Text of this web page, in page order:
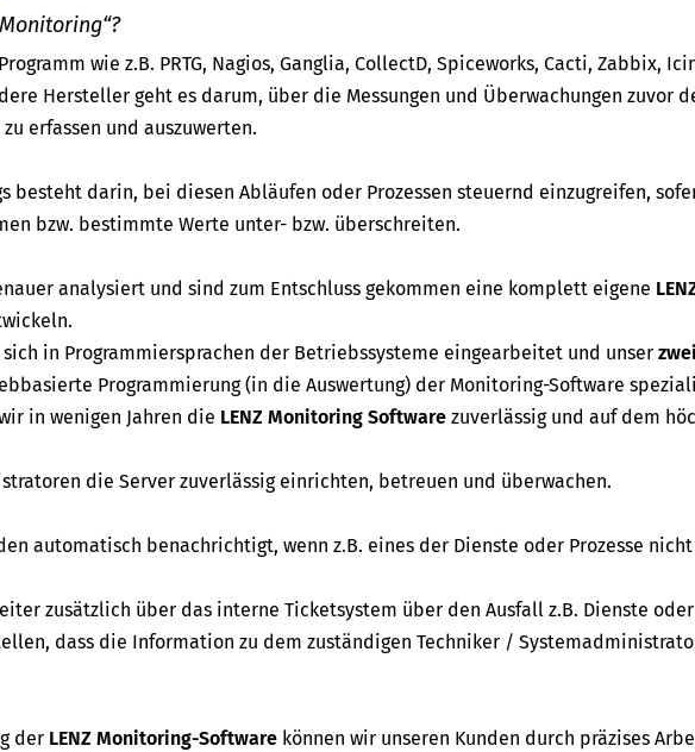
wie z.B. PRTG, Nagios, Ganglia, CollectD, Spiceworks, Cacti, Zabbix,
Hersteller geht es darum, über die Messungen und Überwachungen zuvor
erfassen und auszuwerten.
besteht darin, bei diesen Abläufen oder Prozessen steuernd einzugreifen,
bzw. bestimmte Werte unter- bzw. überschreiten.
analysiert und sind zum Entschluss gekommen eine komplett eigene
sich in Programmiersprachen der Betriebssysteme eingearbeitet und unser
Programmierung (in die Auswertung) der Monitoring-Software
in wenigen Jahren die LENZ Monitoring Software zuverlässig und auf dem
die Server zuverlässig einrichten, betreuen und überwachen.
automatisch benachrichtigt, wenn z.B. eines der Dienste oder Prozesse
zusätzlich über das interne Ticketsystem über den Ausfall z.B. Dienste oder
dass die Information zu dem zuständigen Techniker /
der LENZ Monitoring-Software können wir unseren Kunden durch präzises